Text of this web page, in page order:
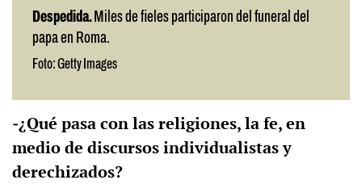
Despedida. Miles de fieles participaron del funeral del
papa en Roma.
Foto: Getty Images
‒¿Qué pasa con las religiones, la fe, en
medio de discursos individualistas y
derechizados?